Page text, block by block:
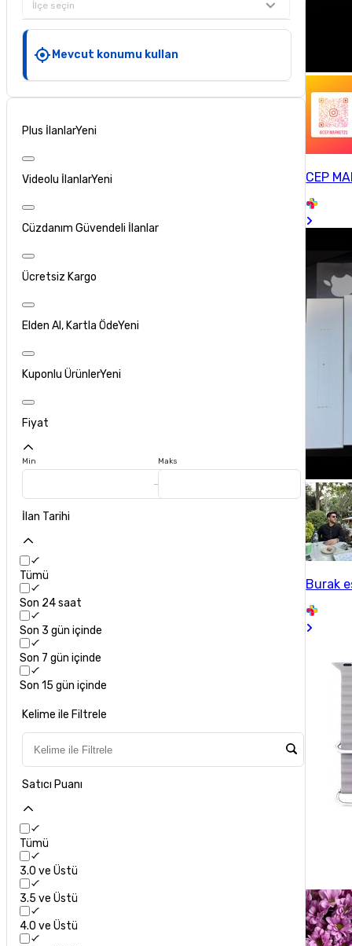
İlçe seçin
Mevcut konumu kullan
Plus İlanlarYeni
Videolu İlanlarYeni
Cüzdanım Güvendeli İlanlar
Ücretsiz Kargo
Elden Al, Kartla ÖdeYeni
Kuponlu ÜrünlerYeni
Fiyat
Min Maks
İlan Tarihi
Tümü
Son 24 saat
Son 3 gün içinde
Son 7 gün içinde
Son 15 gün içinde
Kelime ile Filtrele
Satıcı Puanı
Tümü
3.0 ve Üstü
3.5 ve Üstü
4.0 ve Üstü
CEP
Burak